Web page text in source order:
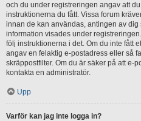
och du under registreringen angav att
instruktionerna du fått. Vissa forum
innan de kan användas, antingen av
information visades under
följ instruktionerna i det. Om du inte fått
angav en felaktig e-postadress eller så
skräppostfilter. Om du är säker på att e-
kontakta en administratör.
Upp
Varför kan jag inte logga in?